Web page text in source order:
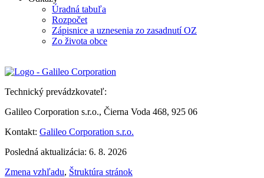
Úradná tabuľa
Rozpočet
Zápisnice a uznesenia zo zasadnutí OZ
Zo života obce
Technický prevádzkovateľ:
Galileo Corporation s.r.o., Čierna Voda 468, 925 06
Kontakt: Galileo Corporation s.r.o.
Posledná aktualizácia: 6. 8. 2026
Zmena vzhľadu, Štruktúra stránok